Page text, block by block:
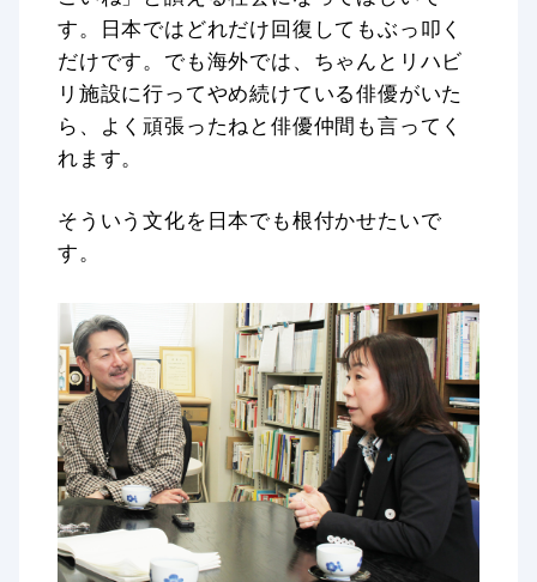
す。日本ではどれだけ回復してもぶっ叩く
だけです。でも海外では、ちゃんとリハビ
リ施設に行ってやめ続けている俳優がいた
ら、よく頑張ったねと俳優仲間も言ってく
れます。
そういう文化を日本でも根付かせたいで
す。